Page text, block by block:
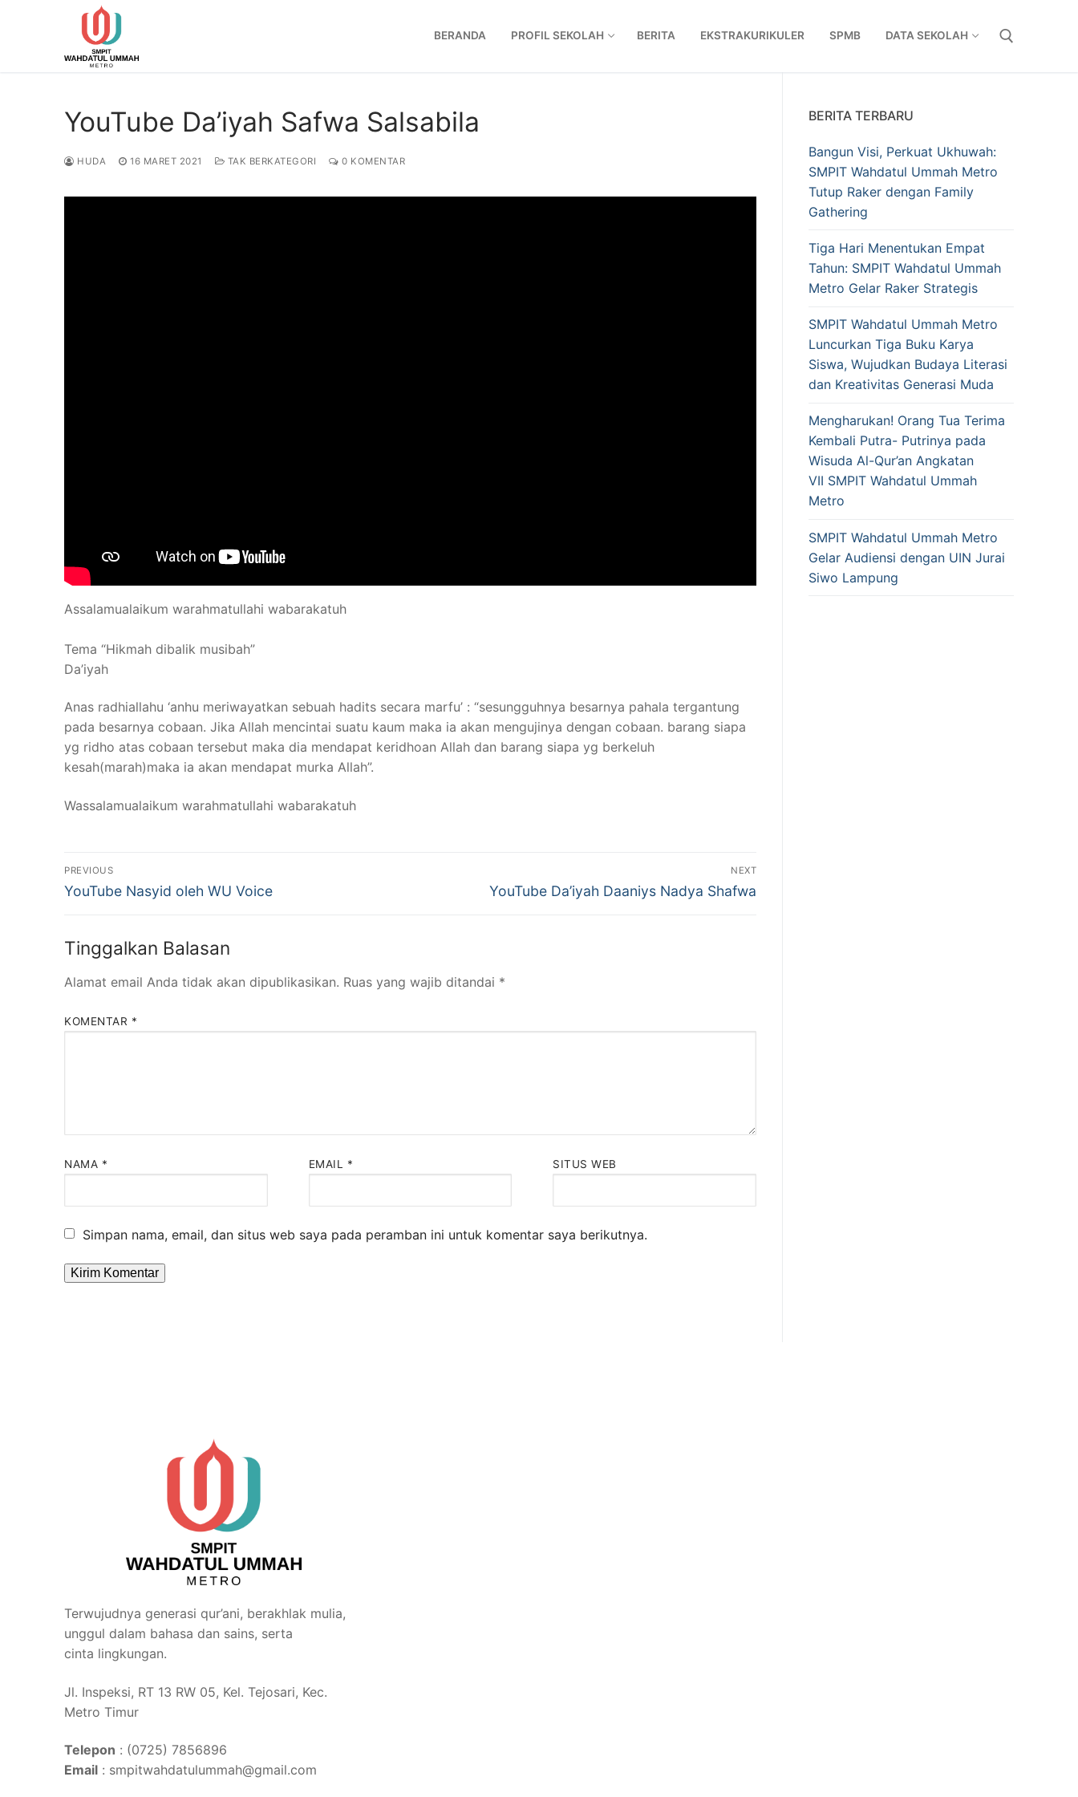
BERANDA PROFIL SEKOLAH BERITA EKSTRAKURIKULER SPMB DATA SEKOLAH
YouTube Da’iyah Safwa Salsabila
HUDA 16 MARET 2021 TAK BERKATEGORI 0 KOMENTAR
Assalamualaikum warahmatullahi wabarakatuh
Tema “Hikmah dibalik musibah”
Da’iyah
Anas radhiallahu ‘anhu meriwayatkan sebuah hadits secara marfu’ : “sesungguhnya besarnya pahala tergantung
pada besarnya cobaan. Jika Allah mencintai suatu kaum maka ia akan mengujinya dengan cobaan. barang siapa
yg ridho atas cobaan tersebut maka dia mendapat keridhoan Allah dan barang siapa yg berkeluh
kesah(marah)maka ia akan mendapat murka Allah”.
Wassalamualaikum warahmatullahi wabarakatuh
Navigasi
pos
PREVIOUS
Previous
YouTube Nasyid oleh WU Voice
NEXT
Next
YouTube Da’iyah Daaniys Nadya Shafwa
Tinggalkan Balasan
Alamat email Anda tidak akan dipublikasikan. Ruas yang wajib ditandai *
KOMENTAR *
NAMA * EMAIL * SITUS WEB
Simpan nama, email, dan situs web saya pada peramban ini untuk komentar saya berikutnya.
BERITA TERBARU
Bangun Visi, Perkuat Ukhuwah:
SMPIT Wahdatul Ummah Metro
Tutup Raker dengan Family
Gathering
Tiga Hari Menentukan Empat
Tahun: SMPIT Wahdatul Ummah
Metro Gelar Raker Strategis
SMPIT Wahdatul Ummah Metro
Luncurkan Tiga Buku Karya
Siswa, Wujudkan Budaya Literasi
dan Kreativitas Generasi Muda
Mengharukan! Orang Tua Terima
Kembali Putra- Putrinya pada
Wisuda Al-Qur’an Angkatan
VII SMPIT Wahdatul Ummah
Metro
SMPIT Wahdatul Ummah Metro
Gelar Audiensi dengan UIN Jurai
Siwo Lampung
Terwujudnya generasi qur’ani, berakhlak mulia,
unggul dalam bahasa dan sains, serta
cinta lingkungan.
Jl. Inspeksi, RT 13 RW 05, Kel. Tejosari, Kec.
Metro Timur
Telepon : (0725) 7856896
Email : smpitwahdatulummah@gmail.com